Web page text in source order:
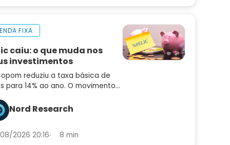
FIXA
caiu: o que muda nos
investimentos
reduziu a taxa básica de
para 14% ao ano. O movimento
sinais importantes sobre os
passos
Nord Research
2026 20:16 8 min